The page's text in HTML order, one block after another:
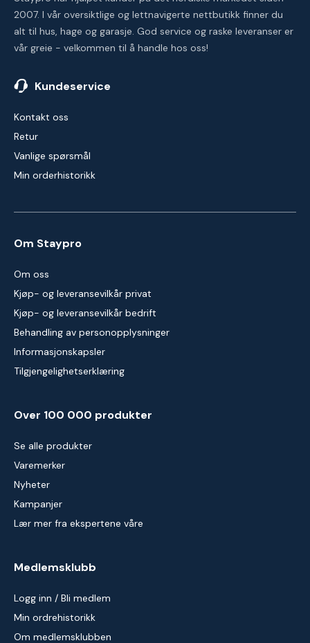
2007. I vår oversiktlige og lettnavigerte nettbutikk finner du
alt til hus, hage og garasje. God service og raske leveranser er
vår greie - velkommen til å handle hos oss!
Kundeservice
Kontakt oss
Retur
Vanlige spørsmål
Min orderhistorikk
Om Staypro
Om oss
Kjøp- og leveransevilkår privat
Kjøp- og leveransevilkår bedrift
Behandling av personopplysninger
Informasjonskapsler
Tilgjengelighetserklæring
Over 100 000 produkter
Se alle produkter
Varemerker
Nyheter
Kampanjer
Lær mer fra ekspertene våre
Medlemsklubb
Logg inn / Bli medlem
Min ordrehistorikk
Om medlemsklubben